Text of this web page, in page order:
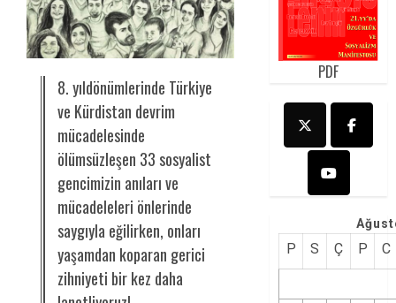
8. yıldönümlerinde Türkiye
ve Kürdistan devrim
mücadelesinde
ölümsüzleşen 33 sosyalist
gencimizin anıları ve
mücadeleleri önlerinde
saygıyla eğilirken, onları
yaşamdan koparan gerici
zihniyeti bir kez daha
PDF
P S Ç P C